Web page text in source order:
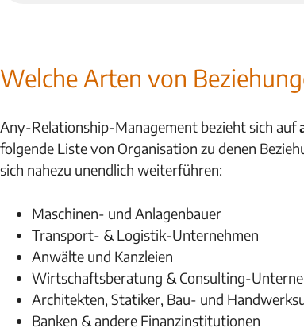
Welche Arten von
Any-Relationship-Management bezieht sich auf
folgende Liste von Organisation zu denen
sich nahezu unendlich weiterführen:
Maschinen- und Anlagenbauer
Transport- & Logistik-Unternehmen
Anwälte und Kanzleien
Wirtschaftsberatung & Consulting-
Architekten, Statiker, Bau- und
Banken & andere Finanzinstitutionen